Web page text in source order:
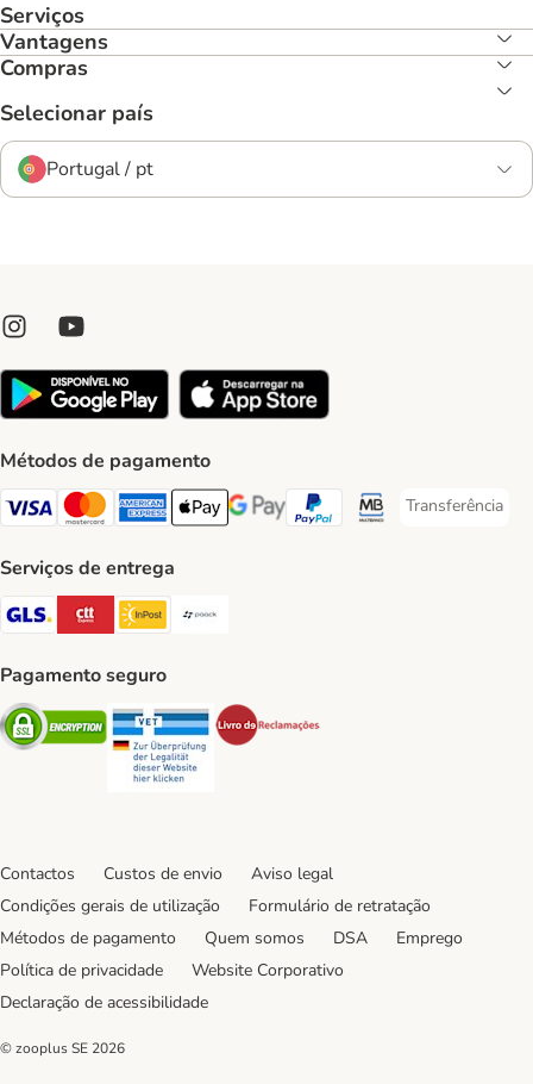
Serviços
Vantagens
Compras
Selecionar país
Portugal / pt
Métodos de pagamento
Visa Payment Method
Mastercard Payment Method
American Express Payment Method
Apple Pay Payment Method
Google Pay Payment Method
PayPal Payment Method
Multibanco Payment
Transferência
Transferência
Serviços de entrega
GLS Shipping Method
CTTExpress Shipping Method
InPost Shipping Method
Pagamento seguro
Security Security
Contactos Custos de envio
Aviso legal
Condições gerais de utilização
Formulário de retratação
Métodos de pagamento
Quem somos DSA
Emprego
Política de privacidade
Website Corporativo
Declaração de acessibilidade
© zooplus SE 2026